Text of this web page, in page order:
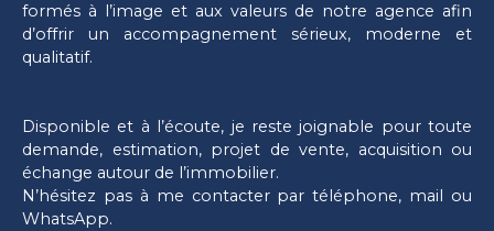
formés à l’image et aux valeurs de notre agence afin
d’offrir un accompagnement sérieux, moderne et
qualitatif.
Disponible et à l’écoute, je reste joignable pour toute
demande, estimation, projet de vente, acquisition ou
échange autour de l’immobilier.
N’hésitez pas à me contacter par téléphone, mail ou
WhatsApp.